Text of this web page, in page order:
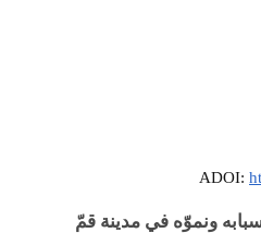
ADOI:
ه ونموّه في مدينة قمّ